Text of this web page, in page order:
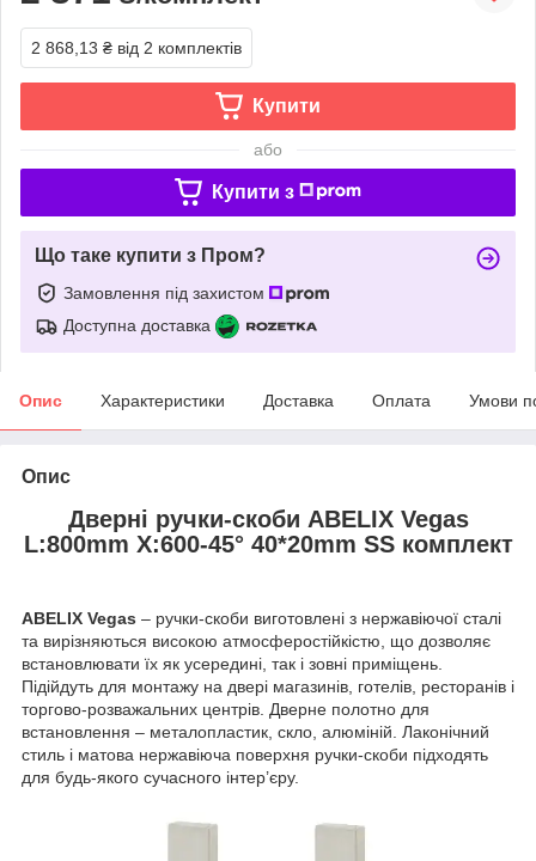
2 868,13 ₴ від 2 комплектів
Купити
або
Купити з
Що таке купити з Пром?
Замовлення під захистом
Доступна доставка
Опис Характеристики Доставка Оплата Умови
Опис
Дверні ручки-скоби ABELIX Vegas
L:800mm X:600-45° 40*20mm SS комплект
ABELIX Vegas – ручки-скоби виготовлені з нержавіючої сталі
та вирізняються високою атмосферостійкістю, що дозволяє
встановлювати їх як усередині, так і зовні приміщень.
Підійдуть для монтажу на двері магазинів, готелів, ресторанів і
торгово-розважальних центрів. Дверне полотно для
встановлення – металопластик, скло, алюміній. Лаконічний
стиль і матова нержавіюча поверхня ручки-скоби підходять
для будь-якого сучасного інтер’єру.